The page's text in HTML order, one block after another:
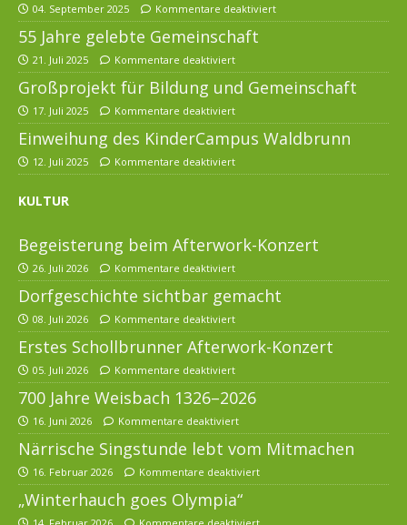
04. September 2025 Kommentare deaktiviert
55 Jahre gelebte Gemeinschaft
21. Juli 2025 Kommentare deaktiviert
Großprojekt für Bildung und Gemeinschaft
17. Juli 2025 Kommentare deaktiviert
Einweihung des KinderCampus Waldbrunn
12. Juli 2025 Kommentare deaktiviert
KULTUR
Begeisterung beim Afterwork-Konzert
26. Juli 2026 Kommentare deaktiviert
Dorfgeschichte sichtbar gemacht
08. Juli 2026 Kommentare deaktiviert
Erstes Schollbrunner Afterwork-Konzert
05. Juli 2026 Kommentare deaktiviert
700 Jahre Weisbach 1326–2026
16. Juni 2026 Kommentare deaktiviert
Närrische Singstunde lebt vom Mitmachen
16. Februar 2026 Kommentare deaktiviert
„Winterhauch goes Olympia“